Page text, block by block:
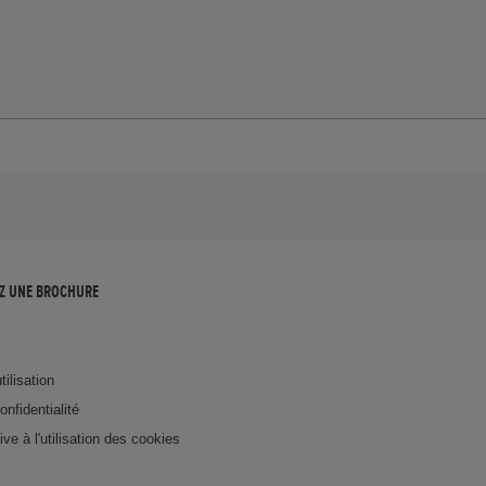
UNE BROCHURE
à l'utilisation des cookies